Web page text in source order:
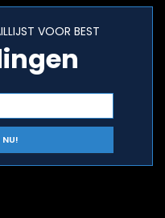
VOOR BEST